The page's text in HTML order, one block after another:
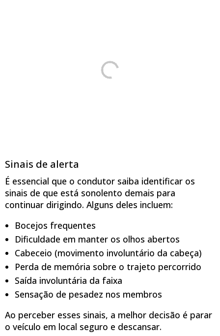
Sinais de alerta
É essencial que o condutor saiba identificar os
sinais de que está sonolento demais para
continuar dirigindo. Alguns deles incluem:
Bocejos frequentes
Dificuldade em manter os olhos abertos
Cabeceio (movimento involuntário da cabeça)
Perda de memória sobre o trajeto percorrido
Saída involuntária da faixa
Sensação de pesadez nos membros
Ao perceber esses sinais, a melhor decisão é parar
o veículo em local seguro e descansar.